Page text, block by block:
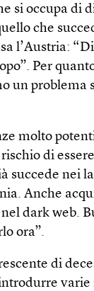
si occupa di
che
l’Austria:
Per
un problema
molto
di
succede nei
Anche
dark web.
ora”.
di